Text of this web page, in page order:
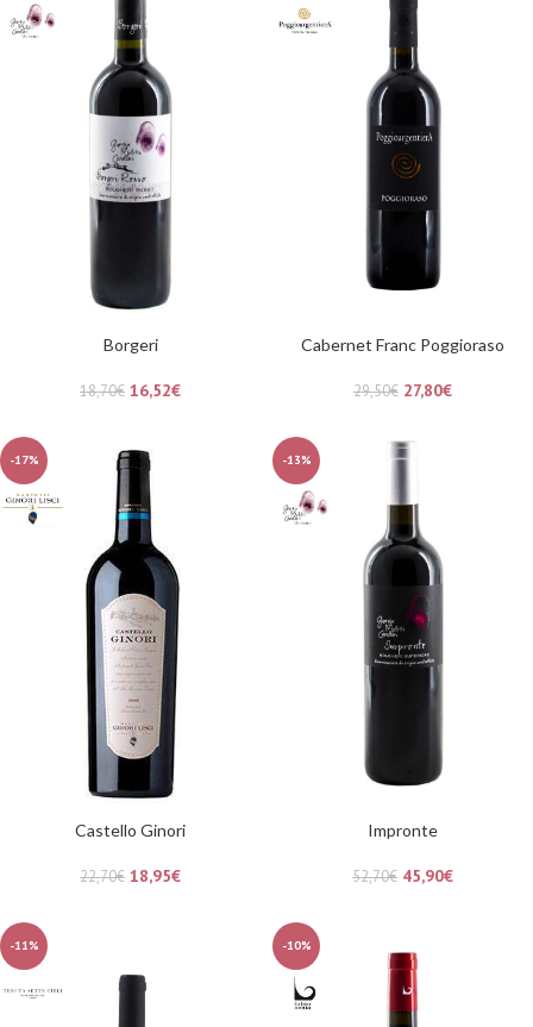
Borgeri
18,70€ 16,52€
Cabernet Franc Poggioraso
29,50€ 27,80€
-17%
Castello Ginori
22,70€ 18,95€
-13%
Impronte
52,70€ 45,90€
-11% -10%